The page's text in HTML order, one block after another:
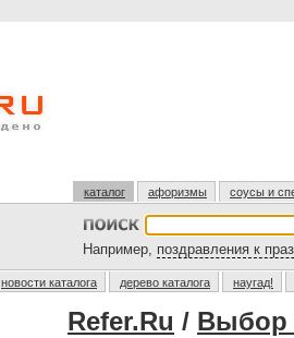
каталог афоризмы соусы и
Например, поздравления к
новости каталога дерево каталога наугад!
Refer.Ru / Выбор